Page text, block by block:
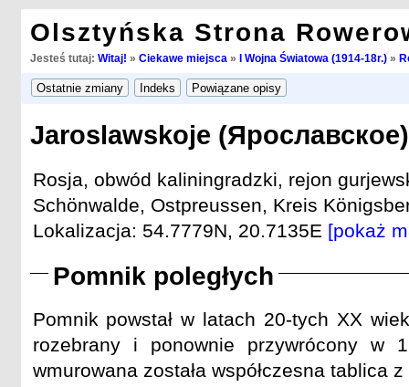
Olsztyńska Strona
Jesteś tutaj: Witaj! » Ciekawe miejsca » I Wojna Światowa (1914-18r.)»
Jaroslawskoje (Ярославское)
Rosja, obwód kaliningradzki, rejon
Schönwalde, Ostpreussen, Kreis
Lokalizacja: 54.7779N, 20.7135E [pokaż
Pomnik poległych
Pomnik powstał w latach 20-tych XX
rozebrany i ponownie przywrócony w
wmurowana została współczesna tablica